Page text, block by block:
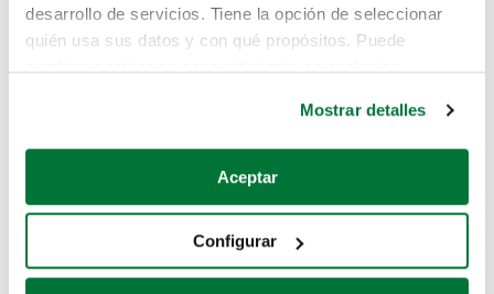
desarrollo de servicios. Tiene la opción de seleccionar
quién usa sus datos y con qué propósitos. Puede
Si lo permite, también quisiéramos:
Recopilar información sobre su ubicación geográfica
Identificar su dispositivo analizándolo activamente
para buscar características específicas (huellas
Mostrar detalles
Aceptar
Configurar
Pero puedes encontrar el coche que estás
buscando en alguno de estos enlaces:
Coches de segunda mano
Coches de km0